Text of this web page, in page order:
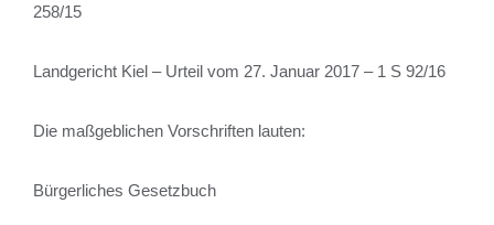
258/15
Landgericht Kiel – Urteil vom 27. Januar 2017 – 1 S 92/16
Die maßgeblichen Vorschriften lauten:
Bürgerliches Gesetzbuch